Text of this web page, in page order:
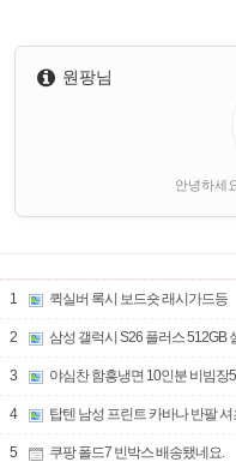
원팡님
안녕하세
1 퀵실버 록시 보드숏 래시가드등
2 삼성 갤럭시 S26 플러스 512GB
3 야심찬 함흥냉면 10인분 비빔장
4 탑텐 남성 프린트 카바나 반팔 셔
5 쿠팡 폴드7 빈박스 배송됐네요.